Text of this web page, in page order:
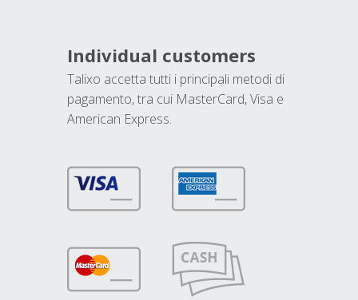
Individual customers
Talixo accetta tutti i principali metodi di
pagamento, tra cui MasterCard, Visa e
American Express.